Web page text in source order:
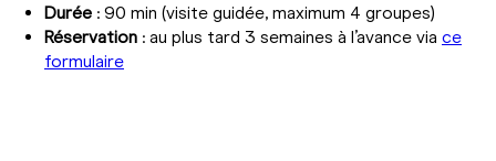
Durée : 90 min (visite guidée, maximum 4 groupes)
Réservation : au plus tard 3 semaines à l’avance via ce
formulaire